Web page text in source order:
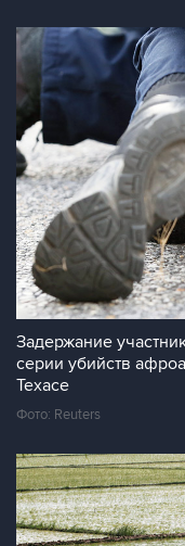
Задержание
серии убийств
Техасе
Фото: Reuters